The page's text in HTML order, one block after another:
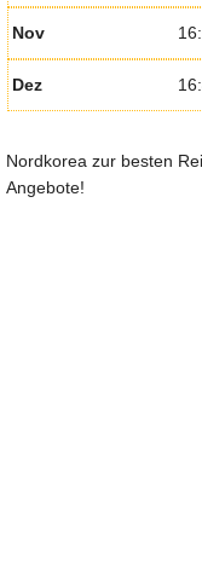
Nov
Dez
Nordkorea zur besten
Angebote!